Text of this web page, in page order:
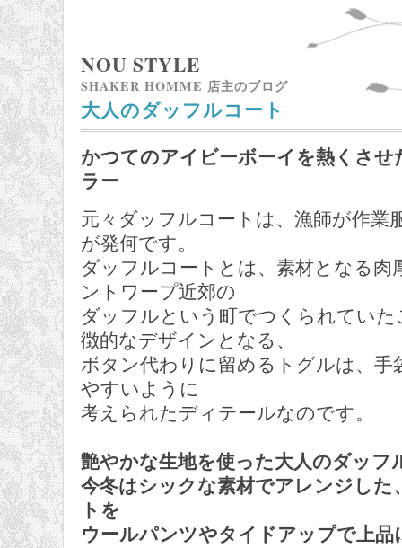
NOU STYLE
SHAKER HOMME 店主のブログ
大人のダッフルコート
かつてのアイビーボーイを熱くさ
ラー
元々ダッフルコートは、漁師が作業
が発何です。
ダッフルコートとは、素材となる肉
ントワープ近郊の
ダッフルという町でつくられてい
徴的なデザインとなる、
ボタン代わりに留めるトグルは、
やすいように
考えられたディテールなのです。
艶やかな生地を使った大人のダッフ
今冬はシックな素材でアレンジした
トを
ウールパンツやタイドアップで上